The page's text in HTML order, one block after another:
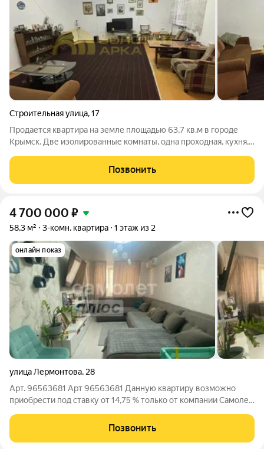
Строительная улица,17
Продается квартира на земле площадью 63,7 кв.м в городе
Крымск. Две изолированные комнаты, одна проходная, кухня,
пятикамерные окна, теплые полы в ванной, новый газовый
счетчик, проведен
Позвонить
4 700 000 ₽
58,3 м² 3-комн. квартира 1 этаж из 2
онлайн показ
улица Лермонтова, 28
Арт. 96563681 Арт 96563681 Данную квартиру возможно
приобрести под ставку от 14,75 % только от компании Самолет
с современным ремонтом, в удобном районе города, всё в
шаговой доступности, с
Позвонить